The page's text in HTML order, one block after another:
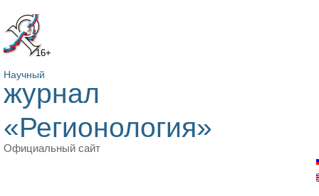
16+
Научный
журнал
«Регионология»
Официальный сайт